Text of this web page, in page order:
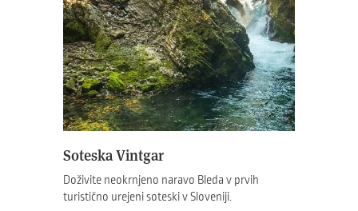
Soteska Vintgar
Doživite neokrnjeno naravo Bleda v prvih
turistično urejeni soteski v Sloveniji.